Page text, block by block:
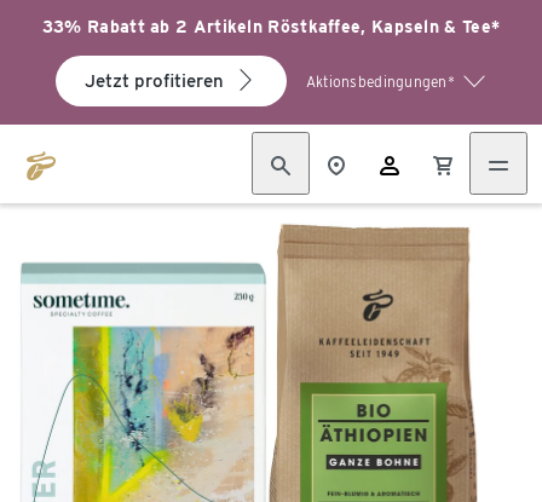
33% Rabatt ab 2 Artikeln Röstkaffee, Kapseln & Tee*
Jetzt profitieren Aktionsbedingungen*